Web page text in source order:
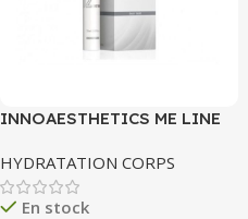
INNOAESTHETICS ME LINE
HYDRATATION CORPS
En stock